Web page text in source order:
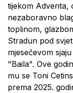
tijekom Adventa,
nezaboravno
toplinom,
Stradun pod
mjesečevom
"Baila". Ove
mu se Toni
prema 2025.